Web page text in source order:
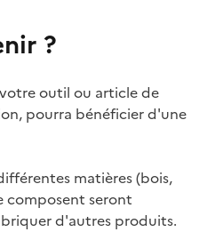
?
outil ou article de
pourra bénéficier d'une
matières (bois,
composent seront
d'autres produits.